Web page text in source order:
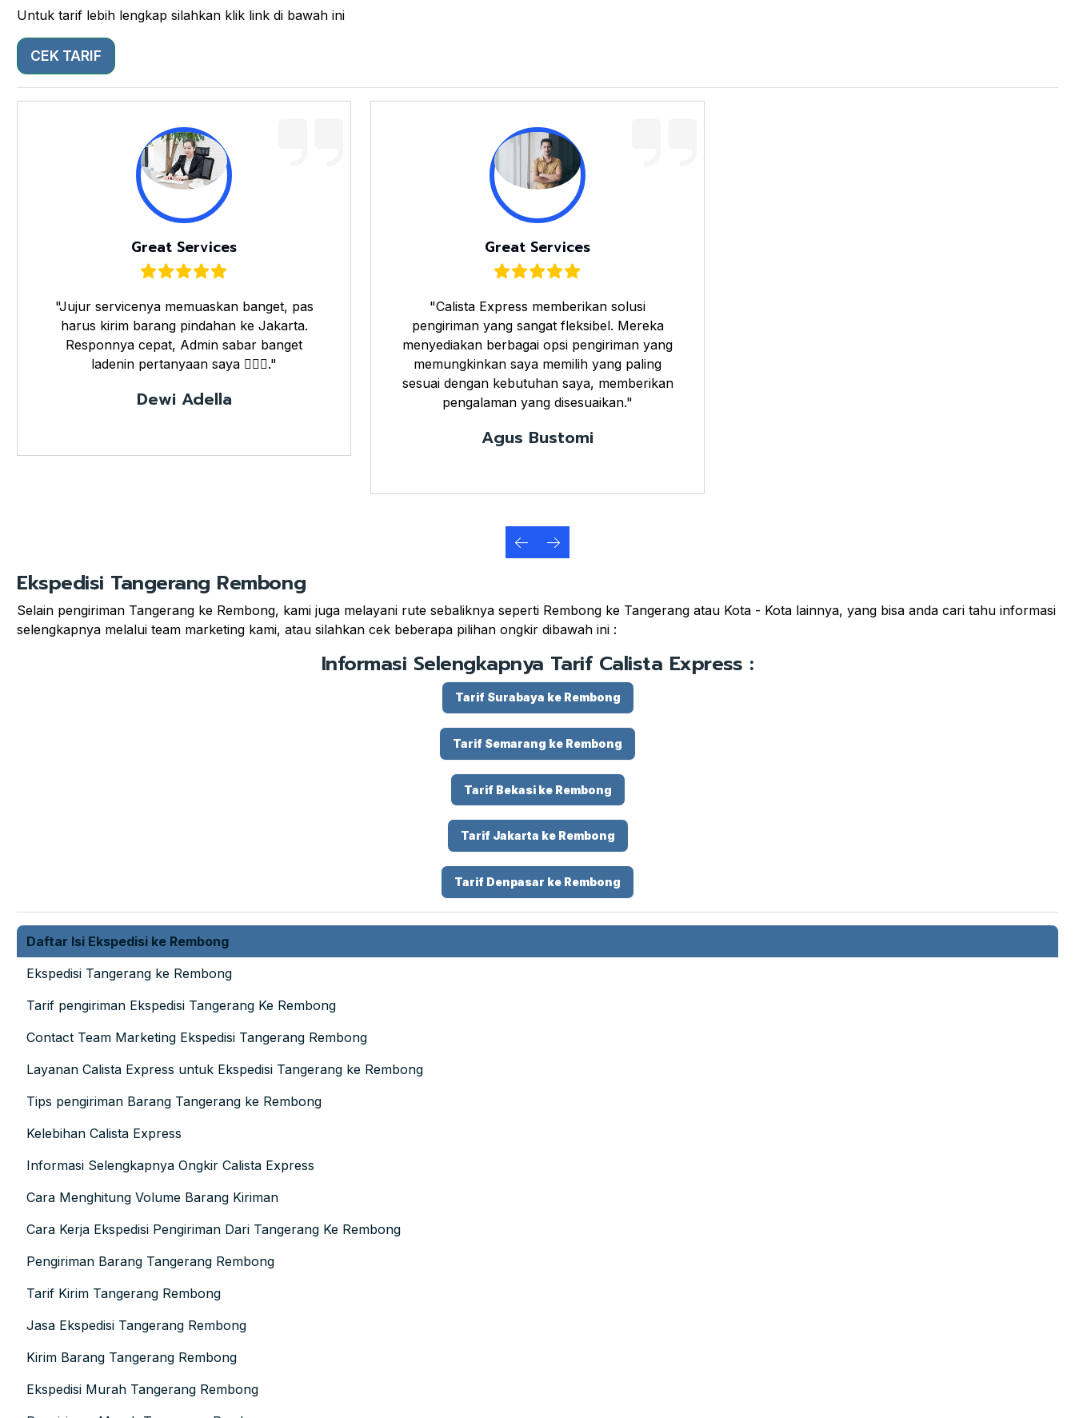
Untuk tarif lebih lengkap silahkan klik link di bawah ini
CEK TARIF
Great Services
"Jujur servicenya memuaskan banget, pas
harus kirim barang pindahan ke Jakarta.
Responnya cepat, Admin sabar banget
ladenin pertanyaan saya 👌🏼🤗."
Dewi Adella
Great Services
"Calista Express memberikan solusi
pengiriman yang sangat fleksibel. Mereka
menyediakan berbagai opsi pengiriman yang
memungkinkan saya memilih yang paling
sesuai dengan kebutuhan saya, memberikan
pengalaman yang disesuaikan."
Agus Bustomi
Ekspedisi Tangerang Rembong
Selain pengiriman Tangerang ke Rembong, kami juga melayani rute sebaliknya seperti Rembong ke Tangerang atau Kota - Kota lainnya, yang bisa anda cari tahu informasi
selengkapnya melalui team marketing kami, atau silahkan cek beberapa pilihan ongkir dibawah ini :
Informasi Selengkapnya Tarif Calista Express :
Tarif Surabaya ke Rembong
Tarif Semarang ke Rembong
Tarif Bekasi ke Rembong
Tarif Jakarta ke Rembong
Tarif Denpasar ke Rembong
Daftar Isi Ekspedisi ke Rembong
Ekspedisi Tangerang ke Rembong
Tarif pengiriman Ekspedisi Tangerang Ke Rembong
Contact Team Marketing Ekspedisi Tangerang Rembong
Layanan Calista Express untuk Ekspedisi Tangerang ke Rembong
Tips pengiriman Barang Tangerang ke Rembong
Kelebihan Calista Express
Informasi Selengkapnya Ongkir Calista Express
Cara Menghitung Volume Barang Kiriman
Cara Kerja Ekspedisi Pengiriman Dari Tangerang Ke Rembong
Pengiriman Barang Tangerang Rembong
Tarif Kirim Tangerang Rembong
Jasa Ekspedisi Tangerang Rembong
Kirim Barang Tangerang Rembong
Ekspedisi Murah Tangerang Rembong